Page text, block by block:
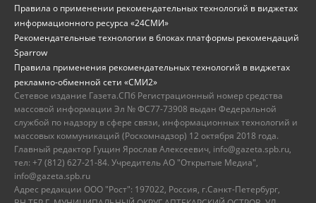
Правила о применении рекомендательных технологий в виджетах
информационного ресурса «24СМИ»
Рекомендательные технологии в блоках платформы рекомендаций
Sparrow
Правила применения рекомендательных технологий в виджетах
рекламно-обменной сети «СМИ2»
Сетевое издание Газета.СПб Регистрационный номер средства
массовой информации Эл № ФС77-73908 выдан Федеральной
службой по надзору в сфере связи, информационных технологий и
массовых коммуникаций (Роскомнадзор) 12 октября 2018 года.
Главный редактор Гущин Ярослав Алексеевич, info@gazeta.spb.ru,
тел: +7 (812) 627-21-84. Учредитель АО "Открытые Медиа",
info@gazeta.spb.ru
Адрес редакции ООО "Рост": 197022, Россия, г.Санкт-Петербург,